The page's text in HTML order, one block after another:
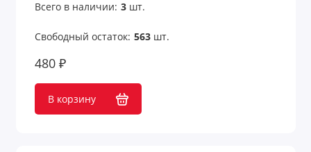
Всего в наличии: 3шт.
Свободный остаток: 563шт.
480 ₽
В корзину